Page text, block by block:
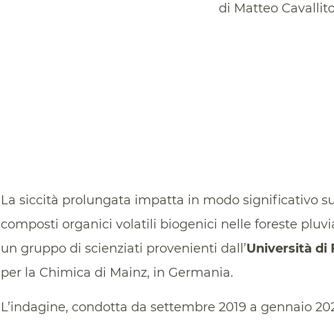
di Matteo
La siccità prolungata impatta in modo significativo
composti organici volatili biogenici nelle foreste
un gruppo di scienziati provenienti dall’Università di
per la Chimica di Mainz, in Germania.
L’indagine, condotta da settembre 2019 a gennaio